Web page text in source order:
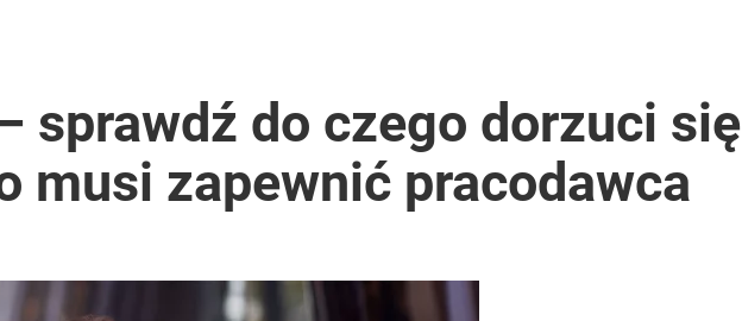
sprawdź do czego dorzuci się
musi zapewnić pracodawca